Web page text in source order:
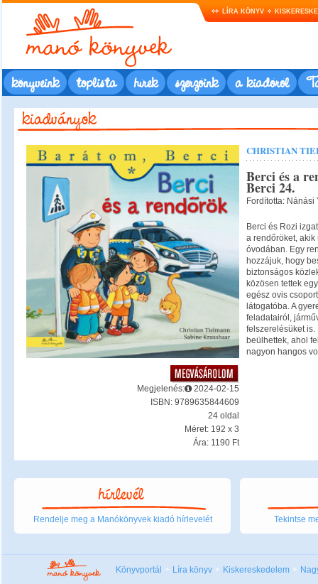
LÍRA KÖNYV
könyveink toplista hírek szerzőink a kiadóról
Megjelenés:
2024-02-15
ISBN: 9789635844609
24 oldal
Méret: 192 x 3
Ára: 1190 Ft
CHRISTIAN
Berci és a
Berci 24.
Fordította: Nánási
Berci és Rozi
a rendőröket, akik
óvodában. Egy
hozzájuk, hogy
biztonságos
közösen tettek
egész ovis
látogatóba. A
feladatairól,
felszerelésüket
beülhettek, ahol
nagyon hangos
Rendelje meg a Manókönyvek kiadó hírlevelét Tekintse
Könyvportál Líra könyv Kiskereskedelem